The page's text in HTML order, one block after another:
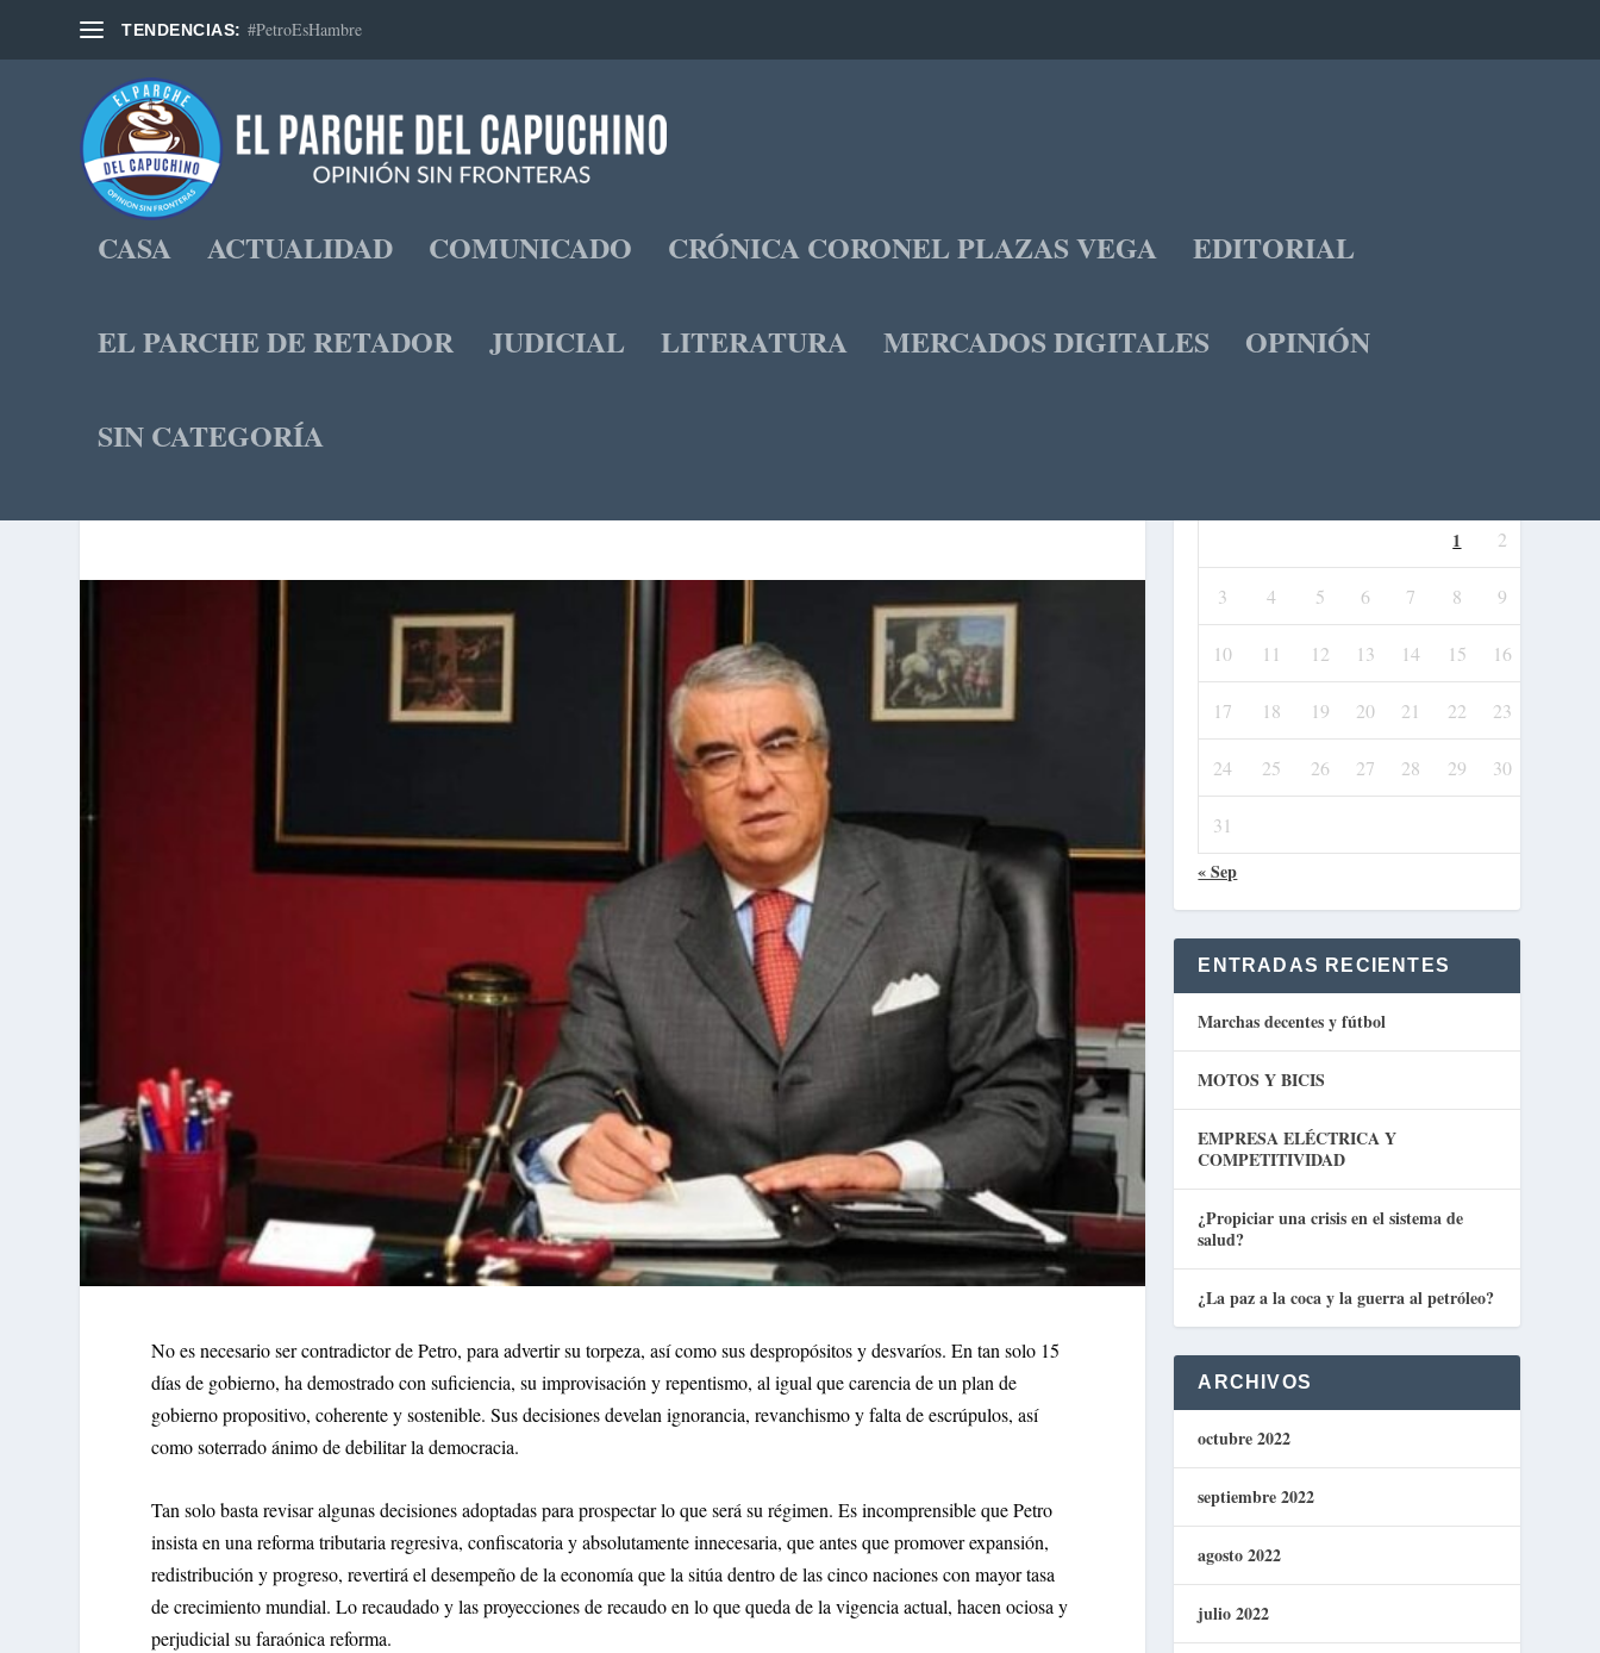
TENDENCIAS: #PetroEsHambre
CASA ACTUALIDAD COMUNICADO CRÓNICA CORONEL PLAZAS VEGA EDITORIAL
EL PARCHE DE RETADOR JUDICIAL LITERATURA MERCADOS DIGITALES OPINIÓN
SIN CATEGORÍA
No es necesario ser contradictor de Petro, para advertir su torpeza, así como sus despropósitos y desvaríos. En tan solo 15
días de gobierno, ha demostrado con suficiencia, su improvisación y repentismo, al igual que carencia de un plan de
gobierno propositivo, coherente y sostenible. Sus decisiones develan ignorancia, revanchismo y falta de escrúpulos, así
como soterrado ánimo de debilitar la democracia.
Tan solo basta revisar algunas decisiones adoptadas para prospectar lo que será su régimen. Es incomprensible que Petro
insista en una reforma tributaria regresiva, confiscatoria y absolutamente innecesaria, que antes que promover expansión,
redistribución y progreso, revertirá el desempeño de la economía que la sitúa dentro de las cinco naciones con mayor tasa
de crecimiento mundial. Lo recaudado y las proyecciones de recaudo en lo que queda de la vigencia actual, hacen ociosa y
perjudicial su faraónica reforma.
1 2
3 4 5 6 7 8 9
10 11 12 13 14 15 16
17 18 19 20 21 22 23
24 25 26 27 28 29 30
31
« Sep
ENTRADAS RECIENTES
Marchas decentes y fútbol
MOTOS Y BICIS
EMPRESA ELÉCTRICA Y
COMPETITIVIDAD
¿Propiciar una crisis en el sistema de
salud?
¿La paz a la coca y la guerra al petróleo?
ARCHIVOS
octubre 2022
septiembre 2022
agosto 2022
julio 2022